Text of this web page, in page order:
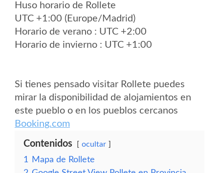
Huso horario de Rollete
UTC +1:00 (Europe/Madrid)
Horario de verano : UTC +2:00
Horario de invierno : UTC +1:00
Si tienes pensado visitar Rollete puedes
mirar la disponibilidad de alojamientos en
este pueblo o en los pueblos cercanos
Booking.com
Contenidos ocultar
1
Mapa de Rollete